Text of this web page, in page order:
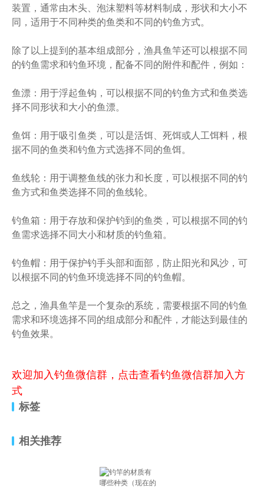
装置，通常由木头、泡沫塑料等材料制成，形状和大小不
同，适用于不同种类的鱼类和不同的钓鱼方式。
除了以上提到的基本组成部分，渔具鱼竿还可以根据不同
的钓鱼需求和钓鱼环境，配备不同的附件和配件，例如：
鱼漂：用于浮起鱼钩，可以根据不同的钓鱼方式和鱼类选
择不同形状和大小的鱼漂。
鱼饵：用于吸引鱼类，可以是活饵、死饵或人工饵料，根
据不同的鱼类和钓鱼方式选择不同的鱼饵。
鱼线轮：用于调整鱼线的张力和长度，可以根据不同的钓
鱼方式和鱼类选择不同的鱼线轮。
钓鱼箱：用于存放和保护钓到的鱼类，可以根据不同的钓
鱼需求选择不同大小和材质的钓鱼箱。
钓鱼帽：用于保护钓手头部和面部，防止阳光和风沙，可
以根据不同的钓鱼环境选择不同的钓鱼帽。
总之，渔具鱼竿是一个复杂的系统，需要根据不同的钓鱼
需求和环境选择不同的组成部分和配件，才能达到最佳的
钓鱼效果。
欢迎加入钓鱼微信群，点击查看钓鱼微信群加入方
式
标签
相关推荐